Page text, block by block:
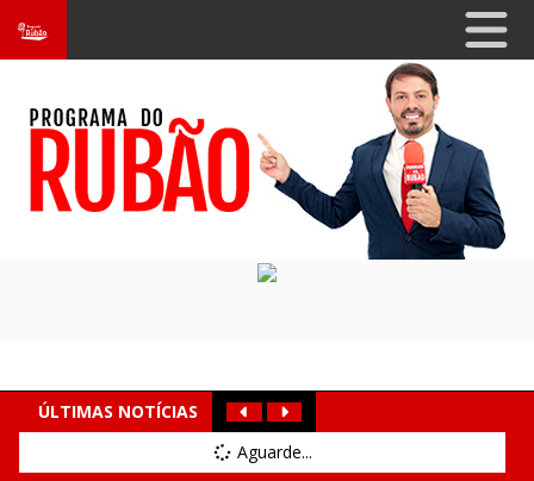
ÚLTIMAS NOTÍCIAS
Aguarde...